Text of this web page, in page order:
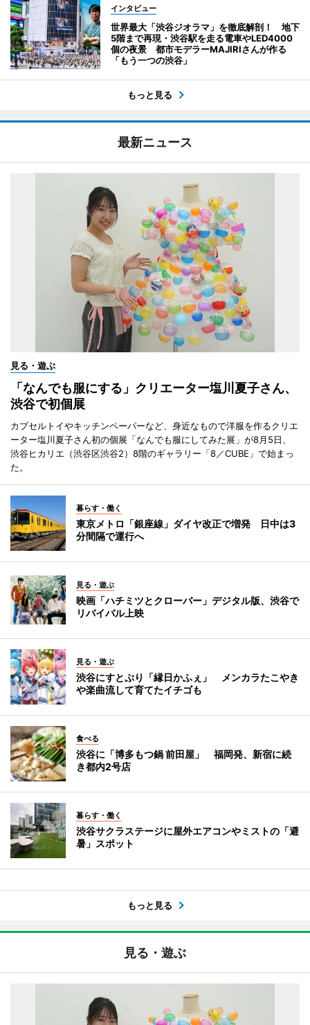
インタビュー
世界最大「渋谷ジオラマ」を徹底解剖！ 地下
5階まで再現・渋谷駅を走る電車やLED4000
個の夜景 都市モデラーMAJIRIさんが作る
「もう一つの渋谷」
もっと見る
最新ニュース
見る・遊ぶ
「なんでも服にする」クリエーター塩川夏子さん、
渋谷で初個展
カプセルトイやキッチンペーパーなど、身近なもので洋服を作るクリエ
ーター塩川夏子さん初の個展「なんでも服にしてみた展」が8月5日、
渋谷ヒカリエ（渋谷区渋谷2）8階のギャラリー「8／CUBE」で始まっ
た。
暮らす・働く
東京メトロ「銀座線」ダイヤ改正で増発 日中は3
分間隔で運行へ
見る・遊ぶ
映画「ハチミツとクローバー」デジタル版、渋谷で
リバイバル上映
見る・遊ぶ
渋谷にすとぷり「縁日かふぇ」 メンカラたこやき
や楽曲流して育てたイチゴも
食べる
渋谷に「博多もつ鍋 前田屋」 福岡発、新宿に続
き都内2号店
暮らす・働く
渋谷サクラステージに屋外エアコンやミストの「避
暑」スポット
もっと見る
見る・遊ぶ